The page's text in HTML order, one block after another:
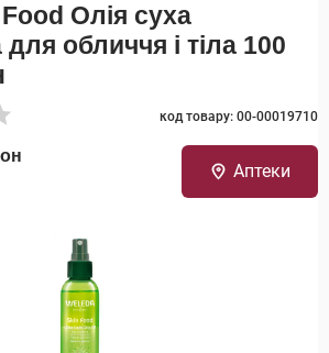
Олія суха
обличчя і тіла 100
код товару: 00-00019710
Аптеки